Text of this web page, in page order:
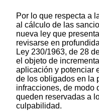
Por lo que respecta a
al cálculo de las
nueva ley que
revisarse en
Ley 230/1963, de 28
el objeto de
aplicación y potenciar
de los obligados en la
infracciones, de modo
queden reservadas a
culpabilidad.